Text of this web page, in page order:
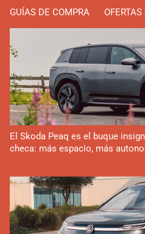
GUÍAS DE COMPRA
El Skoda Peaq es el buque
checa: más espacio, más